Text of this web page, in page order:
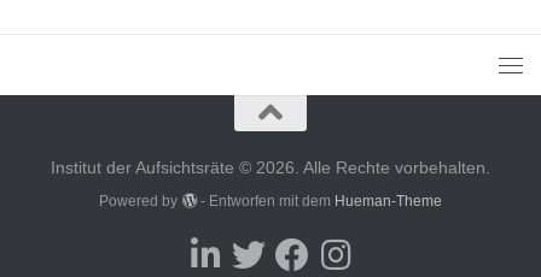
Institut der Aufsichtsräte © 2026. Alle Rechte vorbehalten.
Powered by - Entworfen mit dem Hueman-Theme